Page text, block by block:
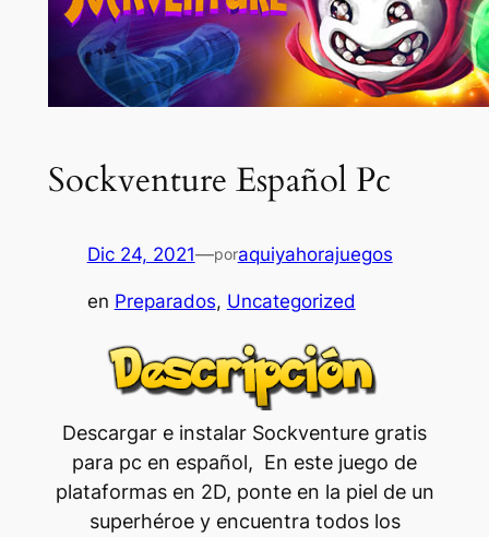
Sockventure Español Pc
Dic 24, 2021—poraquiyahorajuegos
en Preparados, Uncategorized
Descargar e instalar Sockventure gratis
para pc en español, En este juego de
plataformas en 2D, ponte en la piel de un
superhéroe y encuentra todos los